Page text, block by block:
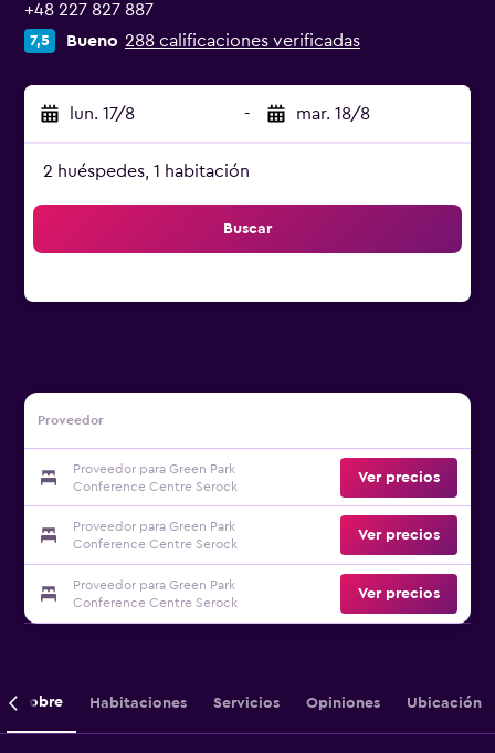
+48 227 827 887
7,5 Bueno 288 calificaciones verificadas
lun. 17/8 - mar. 18/8
2 huéspedes, 1 habitación
Buscar
Proveedor
Proveedor para Green Park
Conference Centre Serock
Ver precios
Proveedor para Green Park
Conference Centre Serock
Ver precios
Proveedor para Green Park
Conference Centre Serock
Ver precios
Sobre Habitaciones Servicios Opiniones Ubicación